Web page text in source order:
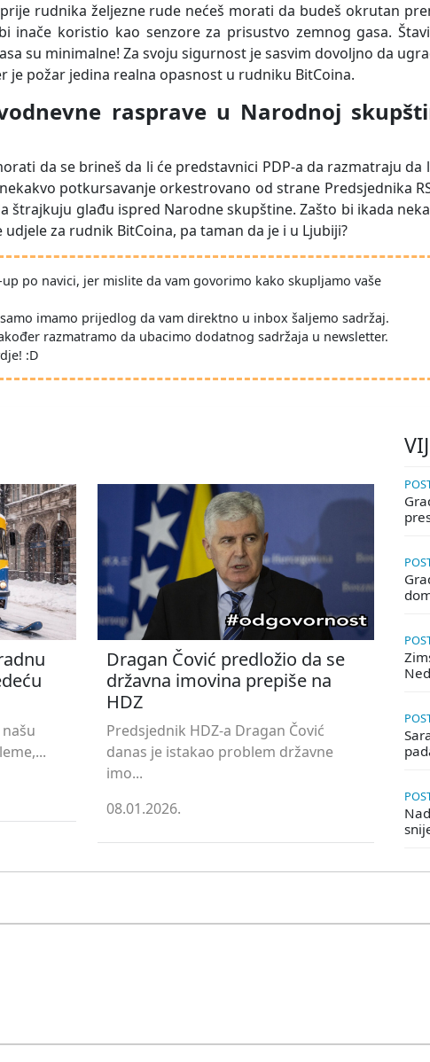
rudnika željezne rude nećeš morati da budeš okrutan
inače koristio kao senzore za prisustvo zemnog gasa.
su minimalne! Za svoju sigurnost je sasvim dovoljno da
je požar jedina realna opasnost u rudniku BitCoina.
rasprave u Narodnoj
da se brineš da li će predstavnici PDP-a da razmatraju da
potkursavanje orkestrovano od strane Predsjednika
štrajkuju glađu ispred Narodne skupštine. Zašto bi ikada
za rudnik BitCoina, pa taman da je i u Ljubiji?
po navici, jer mislite da vam govorimo kako skupljamo vaše
imamo prijedlog da vam direktno u inbox šaljemo sadržaj.
razmatramo da ubacimo dodatnog sadržaja u newsletter.
:D
Dragan Čović predložio da se
državna imovina prepiše na
HDZ
Predsjednik HDZ-a Dragan Čović
danas je istakao problem državne
imo...
08.01.2026.